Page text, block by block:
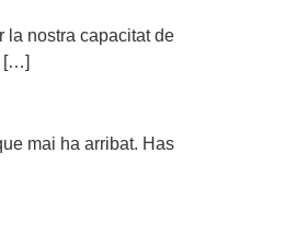
la nostra capacitat de
[…]
mai ha arribat. Has